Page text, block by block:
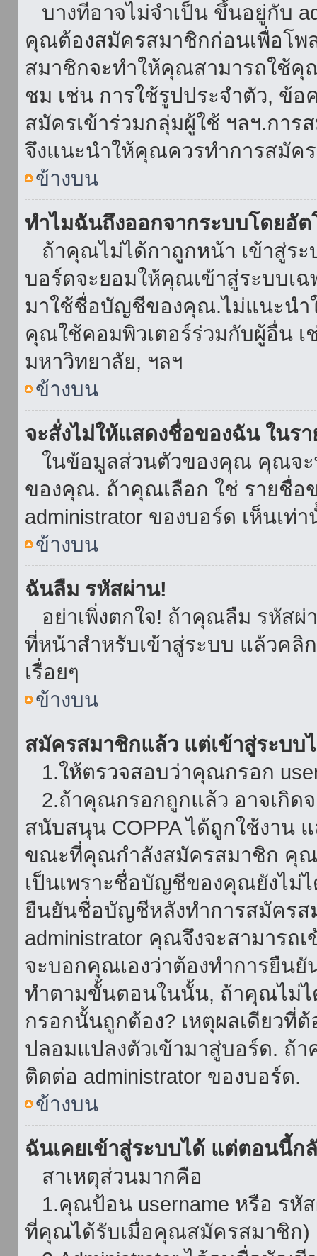
บางทีอาจไม่จำเป็น ขึ้นอยู่กับ
คุณต้องสมัครสมาชิกก่อนเพื่อโพ
สมาชิกจะทำให้คุณสามารถใช้คุ
ชม เช่น การใช้รูปประจำตัว, ข้อ
สมัครเข้าร่วมกลุ่มผู้ใช้ ฯลฯ.การ
จึงแนะนำให้คุณควรทำการสมัค
ข้างบน
ทำไมฉันถึงออกจากระบบโดยอั
ถ้าคุณไม่ได้กาถูกหน้า เข้าสู่ร
บอร์ดจะยอมให้คุณเข้าสู่ระบบเ
มาใช้ชื่อบัญชีของคุณ.ไม่แนะนำ
คุณใช้คอมพิวเตอร์ร่วมกับผู้อื่น เ
มหาวิทยาลัย, ฯลฯ
ข้างบน
จะสั่งไม่ให้แสดงชื่อของฉัน ในร
ในข้อมูลส่วนตัวของคุณ คุณจะ
ของคุณ. ถ้าคุณเลือก ใช่ รายชื่
administrator ของบอร์ด เห็นเ
ข้างบน
ฉันลืม รหัสผ่าน!
อย่าเพิ่งตกใจ! ถ้าคุณลืม รหัสผ่
ที่หน้าสำหรับเข้าสู่ระบบ แล้วค
เรื่อยๆ
ข้างบน
สมัครสมาชิกแล้ว แต่เข้าสู่ระบบ
1.ให้ตรวจสอบว่าคุณกรอก
2.ถ้าคุณกรอกถูกแล้ว อาจเกิด
สนับสนุน COPPA ได้ถูกใช้งาน
ขณะที่คุณกำลังสมัครสมาชิก คุ
เป็นเพราะชื่อบัญชีของคุณยังไม่
ยืนยันชื่อบัญชีหลังทำการสมัครส
administrator คุณจึงจะสามาร
จะบอกคุณเองว่าต้องทำการยืน
ทำตามขั้นตอนในนั้น, ถ้าคุณไม่
กรอกนั้นถูกต้อง? เหตุผลเดียวที่
ปลอมแปลงตัวเข้ามาสู่บอร์ด. ถ้
ติดต่อ administrator ของบอร์ด.
ข้างบน
ฉันเคยเข้าสู่ระบบได้ แต่ตอนนี้ก
สาเหตุส่วนมากคือ
1.คุณป้อน username หรือ รหั
ที่คุณได้รับเมื่อคุณสมัครสมาชิก)